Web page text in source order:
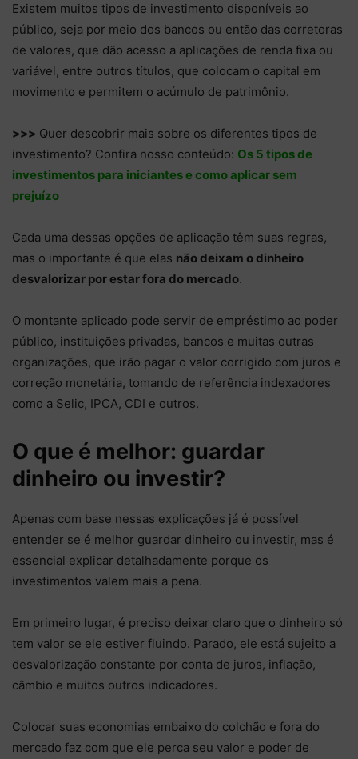
Existem muitos tipos de investimento disponíveis ao
público, seja por meio dos bancos ou então das corretoras
de valores, que dão acesso a aplicações de renda fixa ou
variável, entre outros títulos, que colocam o capital em
movimento e permitem o acúmulo de patrimônio.
>>> Quer descobrir mais sobre os diferentes tipos de
investimento? Confira nosso conteúdo: Os 5 tipos de
investimentos para iniciantes e como aplicar sem
prejuízo
Cada uma dessas opções de aplicação têm suas regras,
mas o importante é que elas não deixam o dinheiro
desvalorizar por estar fora do mercado.
O montante aplicado pode servir de empréstimo ao poder
público, instituições privadas, bancos e muitas outras
organizações, que irão pagar o valor corrigido com juros e
correção monetária, tomando de referência indexadores
como a Selic, IPCA, CDI e outros.
O que é melhor: guardar
dinheiro ou investir?
Apenas com base nessas explicações já é possível
entender se é melhor guardar dinheiro ou investir, mas é
essencial explicar detalhadamente porque os
investimentos valem mais a pena.
Em primeiro lugar, é preciso deixar claro que o dinheiro só
tem valor se ele estiver fluindo. Parado, ele está sujeito a
desvalorização constante por conta de juros, inflação,
câmbio e muitos outros indicadores.
Colocar suas economias embaixo do colchão e fora do
mercado faz com que ele perca seu valor e poder de